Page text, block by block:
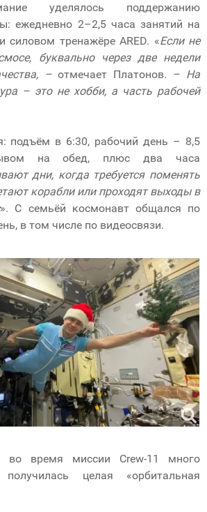
уделялось поддержанию
ежедневно 2–2,5 часа занятий на
силовом тренажёре ARED. «Если не
буквально через две недели
–отмечает Платонов. – На
– это не хобби, а часть рабочей
подъём в 6:30, рабочий день – 8,5
на обед, плюс два часа
дни, когда требуется поменять
корабли или проходят выходы в
». С семьёй космонавт общался по
в том числе по видеосвязи.
во время миссии Crew-11 много
получилась целая «орбитальная